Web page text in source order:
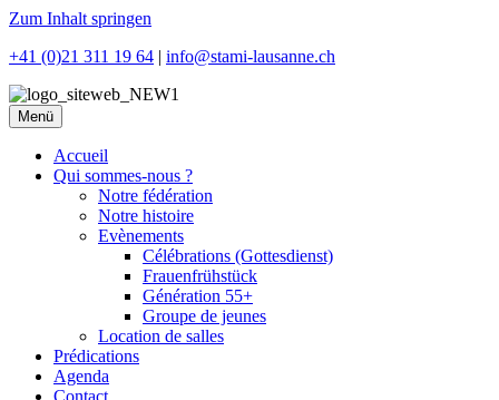
Zum Inhalt springen
+41 (0)21 311 19 64 | info@stami-lausanne.ch
Menü
Accueil
Qui sommes-nous ?
Notre fédération
Notre histoire
Evènements
Célébrations (Gottesdienst)
Frauenfrühstück
Génération 55+
Groupe de jeunes
Location de salles
Prédications
Agenda
Contact